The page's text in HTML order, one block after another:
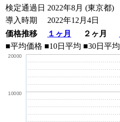
検定通過日 2022年8月 (東京都)
導入時期
2022年12月4日
価格推移
１ヶ月 ２ヶ月
■平均価格 ■10日平均 ■30日平均
10000
20000